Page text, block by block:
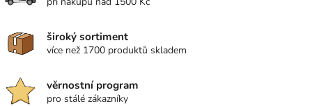
široký sortiment
více než 1700 produktů skladem
věrnostní program
pro stálé zákazníky